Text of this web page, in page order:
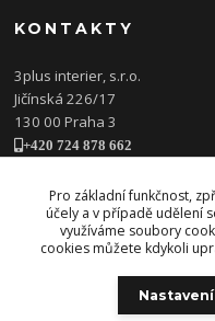
KONTAKTY
3plus interier, s.r.o.
Jičínská 226/17
130 00 Praha 3
+420 724 878 662
www.3plusinterier.cz
facebook
Pro základní funkčnost,
účely a v případě udělení
využíváme soubory
cookies můžete kdykoli
Nastavení